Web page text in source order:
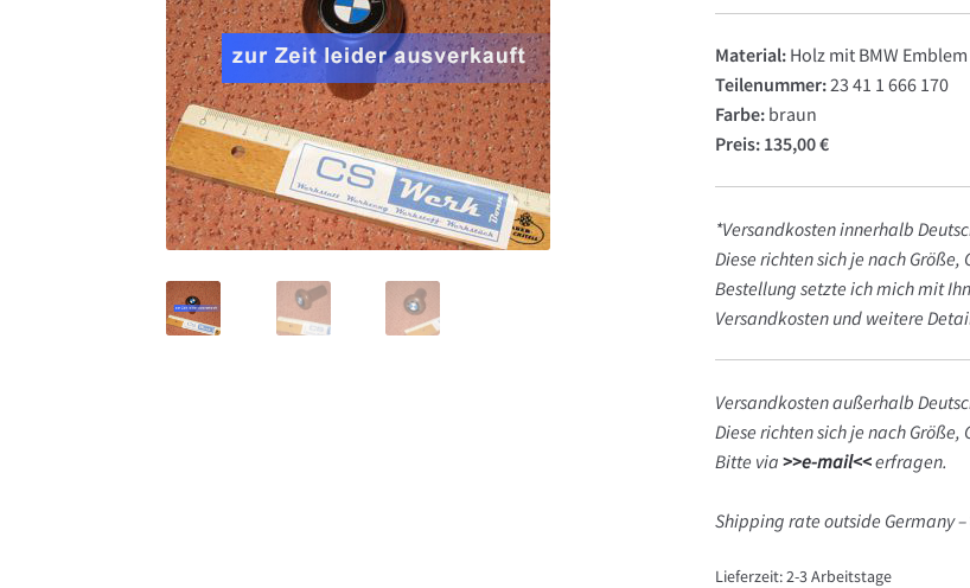
Material:Holz mit BMW Emblem
Teilenummer:23 41 1 666 170
Farbe:braun
Preis: 135,00 €
*Versandkosten innerhalb
Diese richten sich je nach
Bestellung setzte ich mich mit
Versandkosten und weitere
Versandkosten außerhalb
Diese richten sich je nach Größe,
Bitte via >>e-mail<<erfragen.
Shipping rate outside Germany –
Lieferzeit:2-3 Arbeitstage